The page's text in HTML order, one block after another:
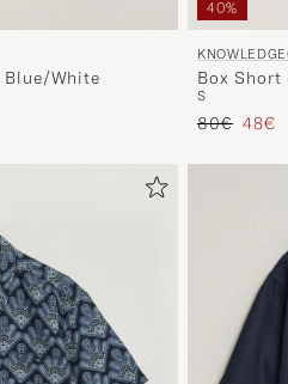
Blue/White
40%
Box Short
S
Regulärer
80€ 48€